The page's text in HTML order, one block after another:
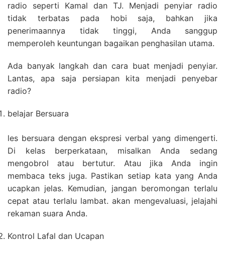
radio seperti Kamal dan TJ. Menjadi penyiar radio
tidak terbatas pada hobi saja, bahkan jika
penerimaannya tidak tinggi, Anda sanggup
memperoleh keuntungan bagaikan penghasilan utama.
Ada banyak langkah dan cara buat menjadi penyiar.
Lantas, apa saja persiapan kita menjadi penyebar
radio?
belajar Bersuara
les bersuara dengan ekspresi verbal yang dimengerti.
Di kelas berperkataan, misalkan Anda sedang
mengobrol atau bertutur. Atau jika Anda ingin
membaca teks juga. Pastikan setiap kata yang Anda
ucapkan jelas. Kemudian, jangan beromongan terlalu
cepat atau terlalu lambat. akan mengevaluasi, jelajahi
rekaman suara Anda.
Kontrol Lafal dan Ucapan